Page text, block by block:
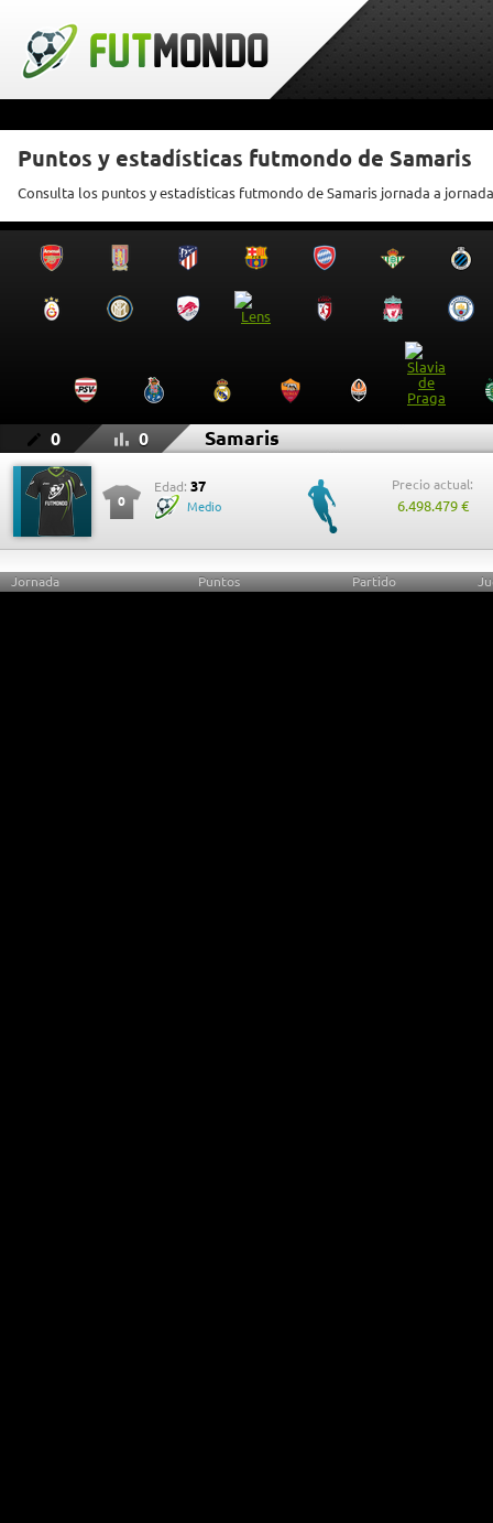
Puntos y estadísticas futmondo de Samaris
Consulta los puntos y estadísticas futmondo de Samaris jornada a jornada
0 0 Samaris
0
Edad: 37
Medio
Precio actual:
6.498.479 €
Jornada Puntos Partido